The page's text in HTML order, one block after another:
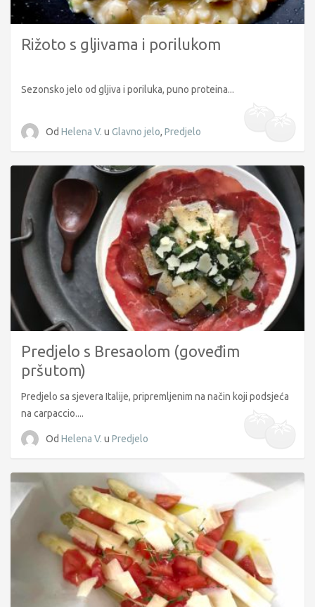
Rižoto s gljivama i porilukom
Sezonsko jelo od gljiva i poriluka, puno proteina...
Od Helena V. u Glavno jelo, Predjelo
Predjelo s Bresaolom (goveđim
pršutom)
Predjelo sa sjevera Italije, pripremljenim na način koji podsjeća
na carpaccio....
Od Helena V. u Predjelo